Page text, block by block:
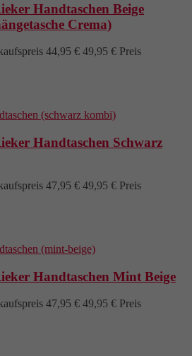
Handtaschen Beige
Crema)
44,95 € 49,95 € Preis
Handtaschen Schwarz
47,95 € 49,95 € Preis
Handtaschen Mint Beige
47,95 € 49,95 € Preis